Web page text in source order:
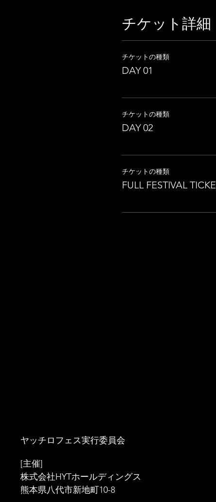
チケット詳細
チケットの種類
DAY 01
チケットの種類
DAY 02
チケットの種類
FULL FESTIVAL
ヤッチロフェス実行委員会
[主催]
株式会社HYTホールディングス
熊本県八代市新地町10-8